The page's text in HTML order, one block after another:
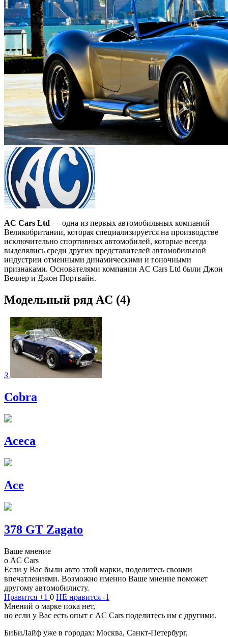
AC Cars Ltd — одна из первых автомобильных компаний
Великобритании, которая специализируется на производстве
исключительно спортивных автомобилей, которые всегда
выделялись среди других представителей автомобильной
индустрии отменными динамическими и гоночными
признаками. Основателями компании AC Cars Ltd были Джон
Веллер и Джон Портвайн.
Модельный ряд AC (4)
3
Cobra
Aceca
Ace
378 GT Zagato
Ваше мнение
о AC Cars
Если у Вас были авто этой марки, поделитесь своими
впечатлениями. Возможно именно Ваше мнение поможет
другому автомобилисту.
Нравится +1 0 НЕ нравится -1
Мнений о марке пока нет,
но если у Вас есть опыт с AC Cars поделитесь им с другими.
БиБиЛайф уже в городах: Москва, Санкт-Петербург,